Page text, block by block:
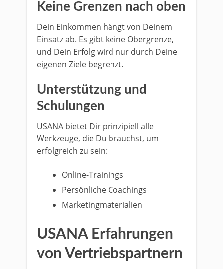
Keine Grenzen nach oben
Dein Einkommen hängt von Deinem
Einsatz ab. Es gibt keine Obergrenze,
und Dein Erfolg wird nur durch Deine
eigenen Ziele begrenzt.
Unterstützung und
Schulungen
USANA bietet Dir prinzipiell alle
Werkzeuge, die Du brauchst, um
erfolgreich zu sein:
Online-Trainings
Persönliche Coachings
Marketingmaterialien
USANA Erfahrungen
von Vertriebspartnern